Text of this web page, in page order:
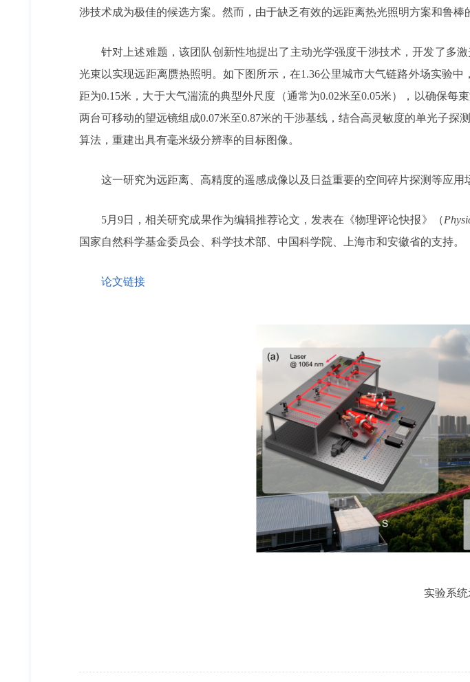
涉技术成为极佳的候选方案。然而，由于缺乏有效的远距离热光照明方案和鲁
针对上述难题，该团队创新性地提出了主动光学强度干涉技术，开发了多
光束以实现远距离赝热照明。如下图所示，在1.36公里城市大气链路外场实验
距为0.15米，大于大气湍流的典型外尺度（通常为0.02米至0.05米），以确保
两台可移动的望远镜组成0.07米至0.87米的干涉基线，结合高灵敏度的单光子
算法，重建出具有毫米级分辨率的目标图像。
这一研究为远距离、高精度的遥感成像以及日益重要的空间碎片探测等应用
5月9日，相关研究成果作为编辑推荐论文，发表在《物理评论快报》（
国家自然科学基金委员会、科学技术部、中国科学院、上海市和安徽省的支持。
论文链接
实验系统